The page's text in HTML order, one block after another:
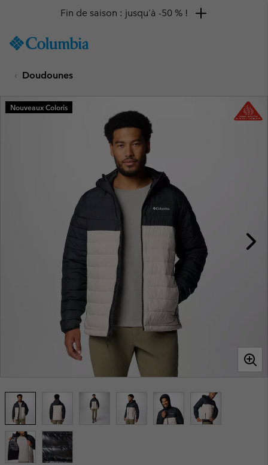
TO
SKIP
MAIN
NAV
Fin de saison : jusqu'à -50 % !
Doudounes
Nouveaux Coloris